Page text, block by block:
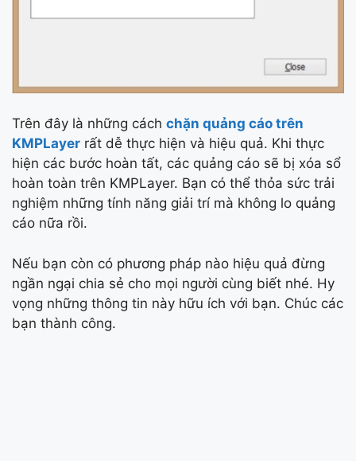
Trên đây là những cách chặn quảng cáo trên
KMPLayer rất dễ thực hiện và hiệu quả. Khi thực
hiện các bước hoàn tất, các quảng cáo sẽ bị xóa sổ
hoàn toàn trên KMPLayer. Bạn có thể thỏa sức trải
nghiệm những tính năng giải trí mà không lo quảng
cáo nữa rồi.
Nếu bạn còn có phương pháp nào hiệu quả đừng
ngần ngại chia sẻ cho mọi người cùng biết nhé. Hy
vọng những thông tin này hữu ích với bạn. Chúc các
bạn thành công.